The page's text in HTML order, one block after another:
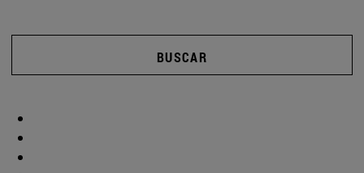
BUSCAR